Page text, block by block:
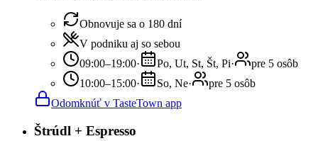
Obnovuje sa o 180 dní
V podniku aj so sebou
09:00–19:00· Po, Ut, St, Št, Pi·
pre 5 osôb
10:00–15:00· So, Ne·
pre 5 osôb
Odomknúť v TasteTown app
Štrúdl + Espresso